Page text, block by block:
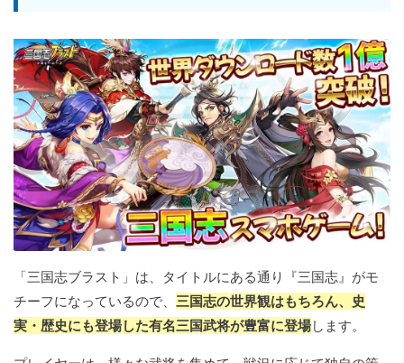
「三国志ブラスト」は、タイトルにある通り『三国志』がモ
チーフになっているので、 三国志の世界観はもちろん、史
実・歴史にも登場した有名三国武将が豊富に登場します。